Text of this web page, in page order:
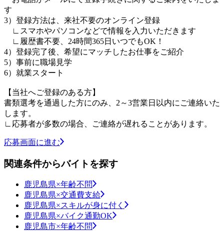
す
3）登録方法は、来社不要のオンライン登録
∟スマホやパソコンなどで情報を入力いただきます
∟履歴書不要、24時間365日いつでもOK！
4）登録完了後、希望にマッチしたお仕事をご紹介
5）事前に職場見学
6）就業スタート
【当社へご登録のある方】
書類選考を通過した方にのみ、2～3営業日以内にご連絡いた
します。
∟応募者が多数の場合、ご連絡が遅れることがあります。
応募画面に進む
関連条件からバイトを探す
鹿児島県×年齢不問
鹿児島県×交通費支給
鹿児島県×スキルが身に付く
鹿児島県×バイク通勤OK
鹿児島市×年齢不問